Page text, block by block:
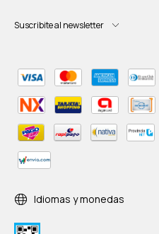
Suscribite al newsletter
Idiomas y monedas